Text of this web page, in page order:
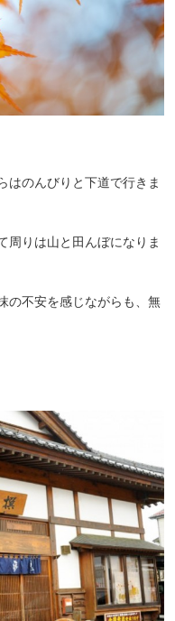
はのんびりと下道で行きま
周りは山と田んぼになりま
の不安を感じながらも、無